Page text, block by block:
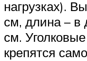
нагрузках).
см, длина – в
см.
крепятся